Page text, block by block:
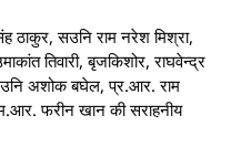
ठाकुर, सउनि राम नरेश मिश्रा,
तिवारी, बृजकिशोर, राघवेन्द्र
उनि अशोक बघेल, प्र.आर. राम
फरीन खान की सराहनीय